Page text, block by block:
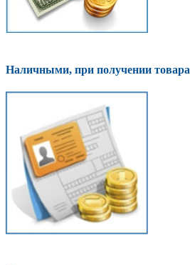
Наличными, при получении товара